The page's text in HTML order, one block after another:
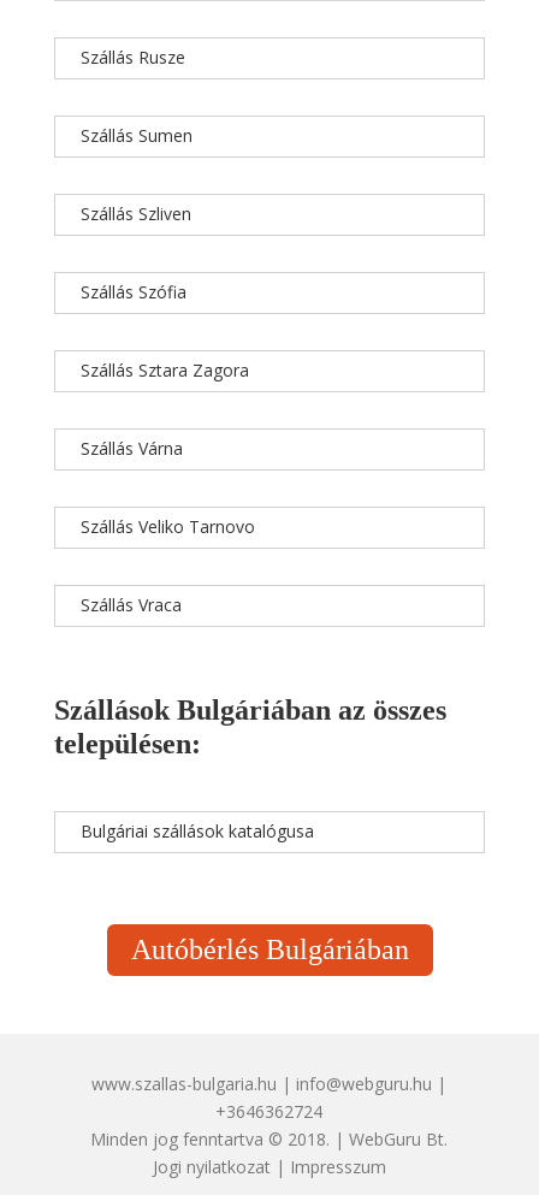
Szállás Rusze
Szállás Sumen
Szállás Szliven
Szállás Szófia
Szállás Sztara Zagora
Szállás Várna
Szállás Veliko Tarnovo
Szállás Vraca
Szállások Bulgáriában az összes
településen:
Bulgáriai szállások katalógusa
Autóbérlés Bulgáriában
www.szallas-bulgaria.hu | info@webguru.hu |
+3646362724
Minden jog fenntartva © 2018. | WebGuru Bt.
Jogi nyilatkozat| Impresszum